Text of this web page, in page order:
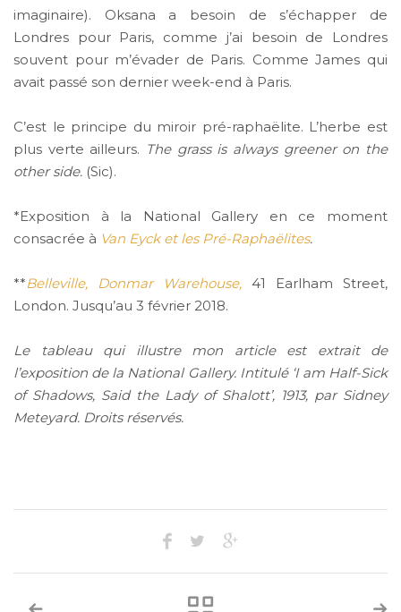
imaginaire). Oksana a besoin de s’échapper de
Londres pour Paris, comme j’ai besoin de Londres
souvent pour m’évader de Paris. Comme James qui
avait passé son dernier week-end à Paris.
C’est le principe du miroir pré-raphaëlite. L’herbe est
plus verte ailleurs. The grass is always greener on the
other side. (Sic).
*Exposition à la National Gallery en ce moment
consacrée à Van Eyck et les Pré-Raphaëlites.
**Belleville, Donmar Warehouse, 41 Earlham Street,
London. Jusqu’au 3 février 2018.
Le tableau qui illustre mon article est extrait de
l’exposition de la National Gallery. Intitulé ‘I am Half-Sick
of Shadows, Said the Lady of Shalott’, 1913, par Sidney
Meteyard. Droits réservés.